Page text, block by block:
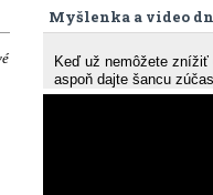
Myšlenka a video
Keď už nemôžete znížiť
aspoň dajte šancu